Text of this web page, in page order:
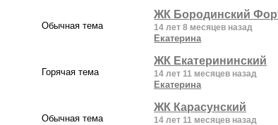
Обычная тема
ЖК Бородинский
14 лет 8 месяцев назад
Екатерина
Горячая тема
ЖК Екатерининский
14 лет 11 месяцев назад
Екатерина
Обычная тема
ЖК Карасунский
14 лет 11 месяцев назад